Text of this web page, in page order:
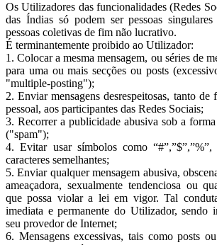
Os Utilizadores das funcionalidades (Redes
das Índias só podem ser pessoas singulares
pessoas coletivas de fim não lucrativo.
É terminantemente proibido ao Utilizador:
1. Colocar a mesma mensagem, ou séries de
para uma ou mais secções ou posts
"multiple-posting");
2. Enviar mensagens desrespeitosas, tanto
pessoal, aos participantes das Redes Sociais;
3. Recorrer a publicidade abusiva sob a
("spam");
4. Evitar usar símbolos como
caracteres semelhantes;
5. Enviar qualquer mensagem abusiva,
ameaçadora, sexualmente tendenciosa ou
que possa violar a lei em vigor. Tal
imediata e permanente do Utilizador, sendo
seu provedor de Internet;
6. Mensagens excessivas, tais como posts